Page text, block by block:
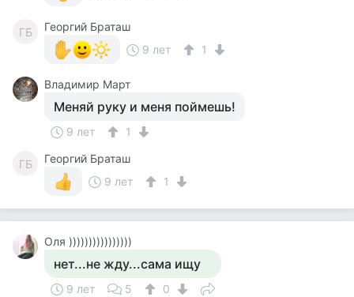
ГБ
Георгий Браташ
9 лет
1
Владимир Март
Меняй руку и меня поймешь!
9 лет 1
ГБ
Георгий Браташ
9 лет
1
Оля ))))))))))))))))
нет...не жду...сама ищу
9 лет 5 0